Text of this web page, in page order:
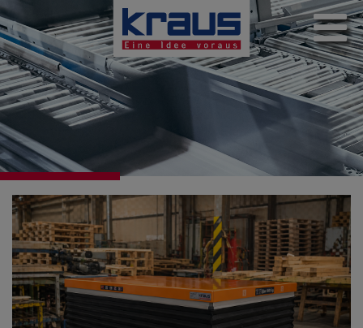
Direkt
zum
Inhalt